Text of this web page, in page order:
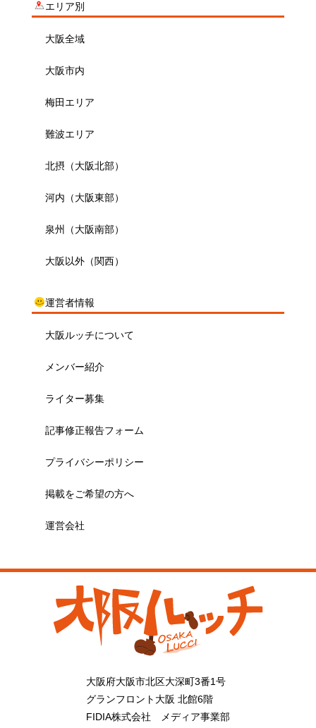
エリア別
大阪全域
大阪市内
梅田エリア
難波エリア
北摂（大阪北部）
河内（大阪東部）
泉州（大阪南部）
大阪以外（関西）
運営者情報
大阪ルッチについて
メンバー紹介
ライター募集
記事修正報告フォーム
プライバシーポリシー
掲載をご希望の方へ
運営会社
大阪府大阪市北区大深町3番1号
グランフロント大阪 北館6階
FIDIA株式会社 メディア事業部